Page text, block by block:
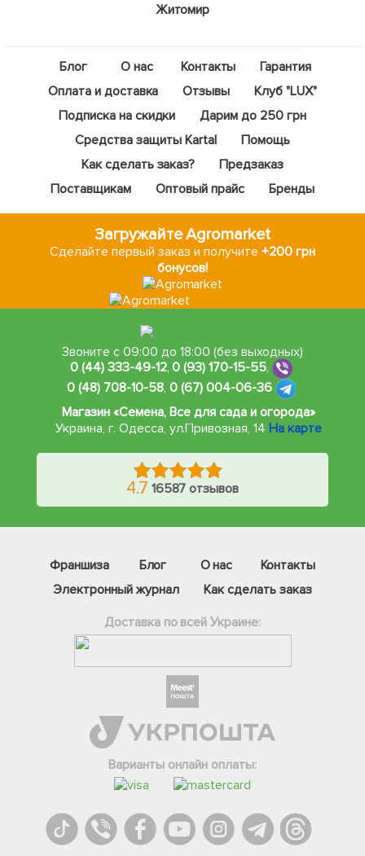
Житомир
Блог О нас Контакты
Гарантия
Оплата и доставка
Отзывы
Клуб "LUX"
Подписка на скидки
Дарим до 250 грн
Средства защиты Kartal
Помощь
Как сделать заказ?
Предзаказ
Поставщикам
Оптовый прайс Бренды
Загружайте Agromarket
Сделайте первый заказ и получите +200 грн
бонусов!
Звоните с 09:00 до 18:00 (без выходных)
0 (44) 333-49-12,0 (93) 170-15-55,
0 (48) 708-10-58, 0 (67) 004-06-36
Магазин «Семена, Все для сада и огорода»
Украина, г. Одесса, ул.Привозная, 14 На карте
4.7 16587 отзывов
Франшиза Блог О нас
Контакты
Электронный журнал
Как сделать заказ
Доставка по всей Украине:
Варианты онлайн оплаты:
Телеграм
Вайбер
Онлайн чат